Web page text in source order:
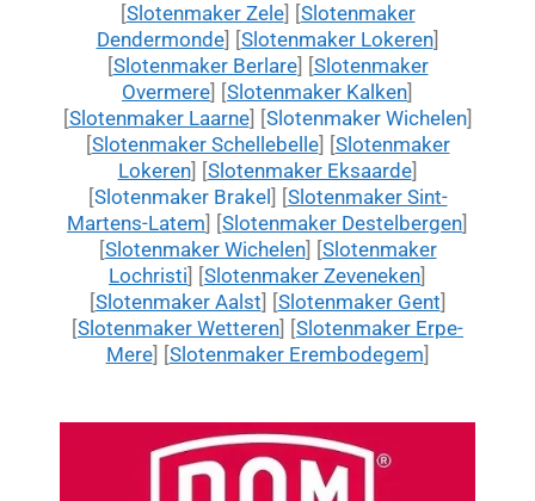
[Slotenmaker Zele] [Slotenmaker
Dendermonde] [Slotenmaker Lokeren]
[Slotenmaker Berlare] [Slotenmaker
Overmere] [Slotenmaker Kalken]
[Slotenmaker Laarne] [Slotenmaker Wichelen]
[Slotenmaker Schellebelle] [Slotenmaker
Lokeren] [Slotenmaker Eksaarde]
[Slotenmaker Brakel ] [Slotenmaker Sint-
Martens-Latem] [Slotenmaker Destelbergen]
[Slotenmaker Wichelen] [Slotenmaker
Lochristi] [Slotenmaker Zeveneken]
[Slotenmaker Aalst] [Slotenmaker Gent]
[Slotenmaker Wetteren] [Slotenmaker Erpe-
Mere] [Slotenmaker Erembodegem]